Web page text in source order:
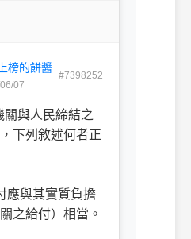
榜的餅醬
07
#7398252
關與人民締結之
下列敘述何者正
應與其實質負擔
關之給付）相當。